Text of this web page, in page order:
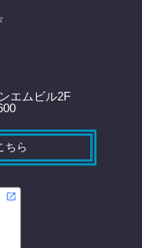
エムビル2F
ちら